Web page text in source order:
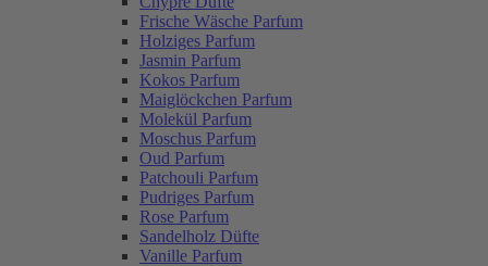
Frische Wäsche Parfum
Holziges Parfum
Jasmin Parfum
Kokos Parfum
Maiglöckchen Parfum
Molekül Parfum
Moschus Parfum
Oud Parfum
Patchouli Parfum
Pudriges Parfum
Rose Parfum
Sandelholz Düfte
Vanille Parfum